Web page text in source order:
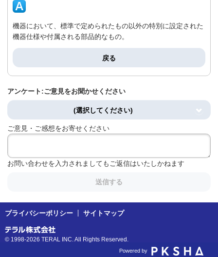
機器において、標準で定められたもの以外の特別に設定された
機器仕様や付属される部品的なもの。
戻る
アンケート:ご意見をお聞かせください
(選択してください)
ご意見・ご感想をお寄せください
お問い合わせを入力されましてもご返信はいたしかねます
送信する
プライバシーポリシー サイトマップ
© 1998-2026 TERAL INC. All Rights Reserved.
Powered by